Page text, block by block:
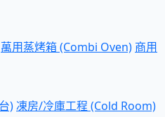
萬用蒸烤箱 (Combi Oven) 商用
)凍房/冷庫工程 (Cold Room)